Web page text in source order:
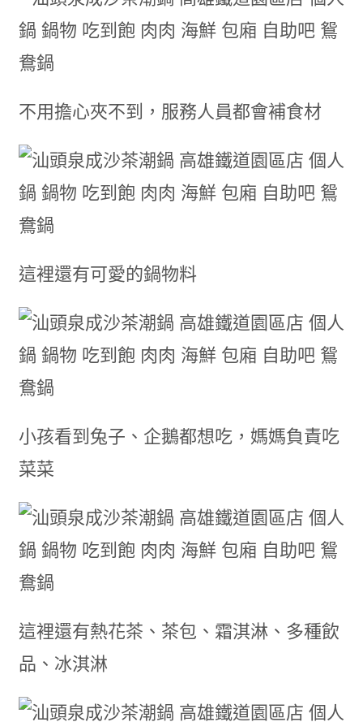
不用擔心夾不到，服務人員都會補食材
這裡還有可愛的鍋物料
小孩看到兔子、企鵝都想吃，媽媽負責吃
菜菜
這裡還有熱花茶、茶包、霜淇淋、多種飲
品、冰淇淋